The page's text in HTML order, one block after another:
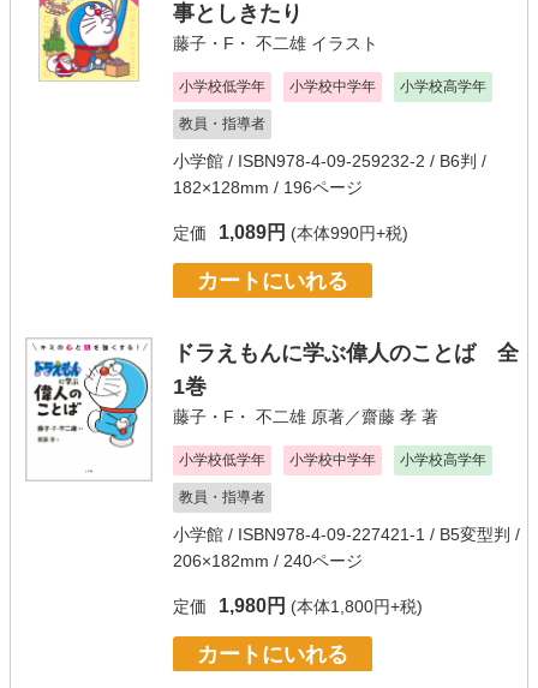
事としきたり
藤子・F・ 不二雄 イラスト
小学校低学年 小学校中学年 小学校高学年
教員・指導者
小学館 / ISBN978-4-09-259232-2 / B6判 /
182×128mm / 196ページ
定価 1,089円 (本体990円+税)
カートにいれる
ドラえもんに学ぶ偉人のことば 全
1巻
藤子・F・ 不二雄 原著／齋藤 孝 著
小学校低学年 小学校中学年 小学校高学年
教員・指導者
小学館 / ISBN978-4-09-227421-1 / B5変型判 /
206×182mm / 240ページ
定価 1,980円 (本体1,800円+税)
カートにいれる